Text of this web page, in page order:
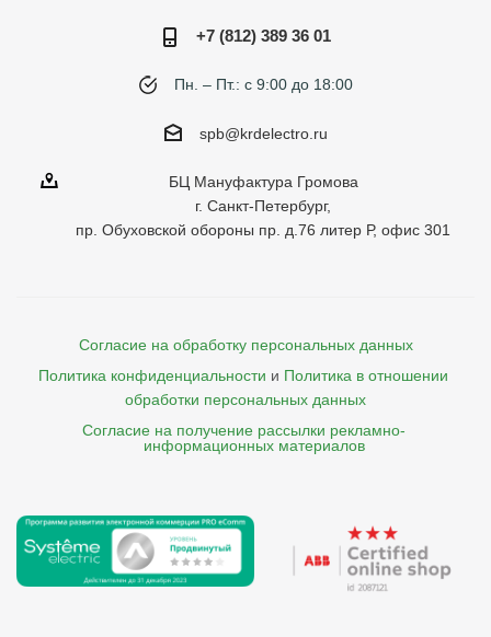
+7 (812) 389 36 01
Пн. – Пт.: с 9:00 до 18:00
spb@krdelectro.ru
БЦ Мануфактура Громова
г. Санкт-Петербург,
пр. Обуховской обороны пр. д.76 литер Р, офис 301
Согласие на обработку персональных данных
Политика конфиденциальности и Политика в отношении
обработки персональных данных
Согласие на получение рассылки рекламно-
    информационных материалов